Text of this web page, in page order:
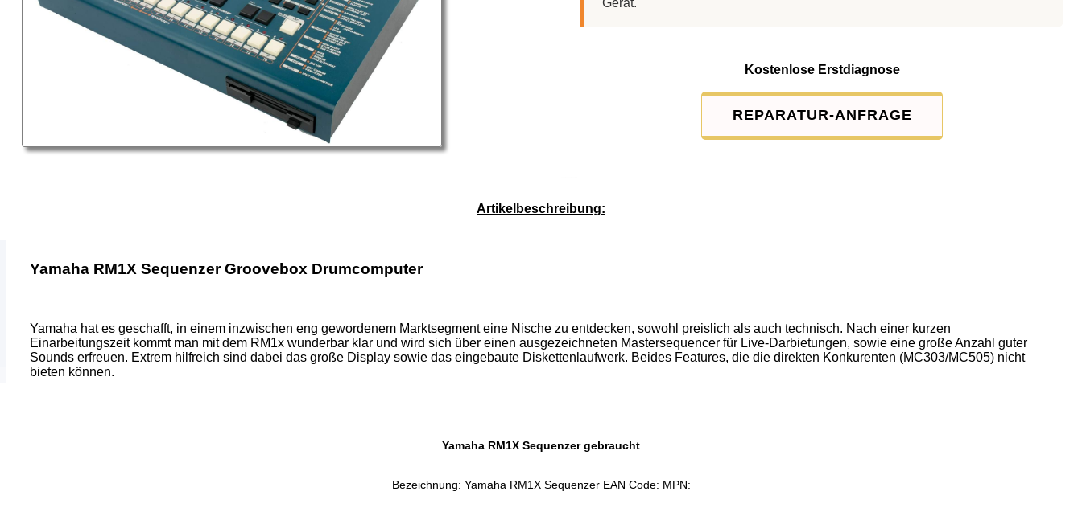
Gerät.
Kostenlose Erstdiagnose
REPARATUR-ANFRAGE
Artikelbeschreibung:
Yamaha RM1X Sequenzer Groovebox Drumcomputer
Yamaha hat es geschafft, in einem inzwischen eng gewordenem Marktsegment eine Nische zu entdecken, sowohl preislich als auch technisch. Nach einer kurzen
Einarbeitungszeit kommt man mit dem RM1x wunderbar klar und wird sich über einen ausgezeichneten Mastersequencer für Live-Darbietungen, sowie eine große Anzahl guter
Sounds erfreuen. Extrem hilfreich sind dabei das große Display sowie das eingebaute Diskettenlaufwerk. Beides Features, die die direkten Konkurenten (MC303/MC505) nicht
bieten können.
Yamaha RM1X Sequenzer gebraucht
Bezeichnung: Yamaha RM1X Sequenzer EAN Code: MPN: